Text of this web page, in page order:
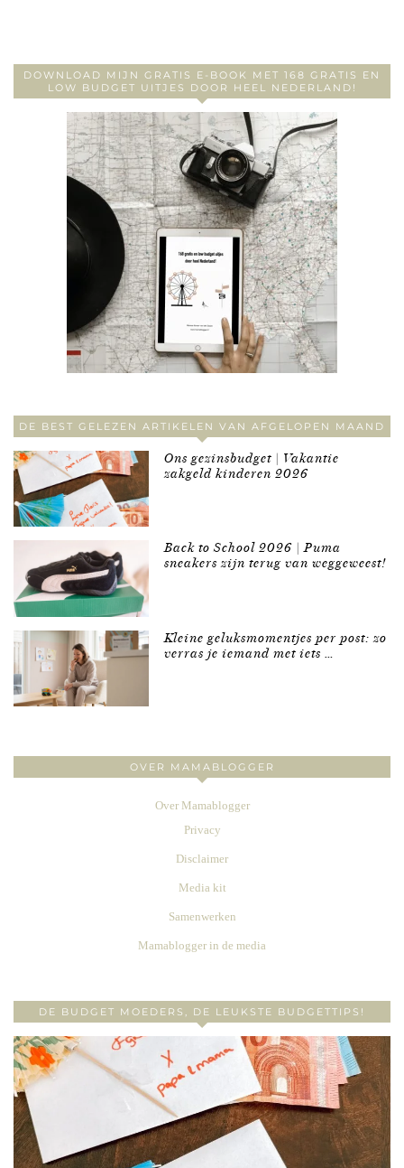
DOWNLOAD MIJN GRATIS E-BOOK MET 168 GRATIS EN
LOW BUDGET UITJES DOOR HEEL NEDERLAND!
DE BEST GELEZEN ARTIKELEN VAN AFGELOPEN MAAND
Ons gezinsbudget | Vakantie
zakgeld kinderen 2026
Back to School 2026 | Puma
sneakers zijn terug van weggeweest!
Kleine geluksmomentjes per post: zo
verras je iemand met iets …
OVER MAMABLOGGER
Over Mamablogger
Privacy
Disclaimer
Media kit
Samenwerken
Mamablogger in de media
DE BUDGET MOEDERS, DE LEUKSTE BUDGETTIPS!